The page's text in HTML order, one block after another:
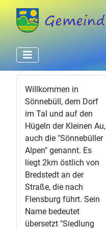
Willkommen in
Sönnebüll, dem Dorf
im Tal und auf den
Hügeln der Kleinen Au,
auch die "Sönnebüller
Alpen" genannt. Es
liegt 2km östlich von
Bredstedt an der
Straße, die nach
Flensburg führt. Sein
Name bedeutet
übersetzt "Siedlung